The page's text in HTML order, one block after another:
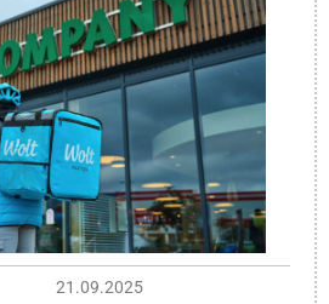
21.09.2025